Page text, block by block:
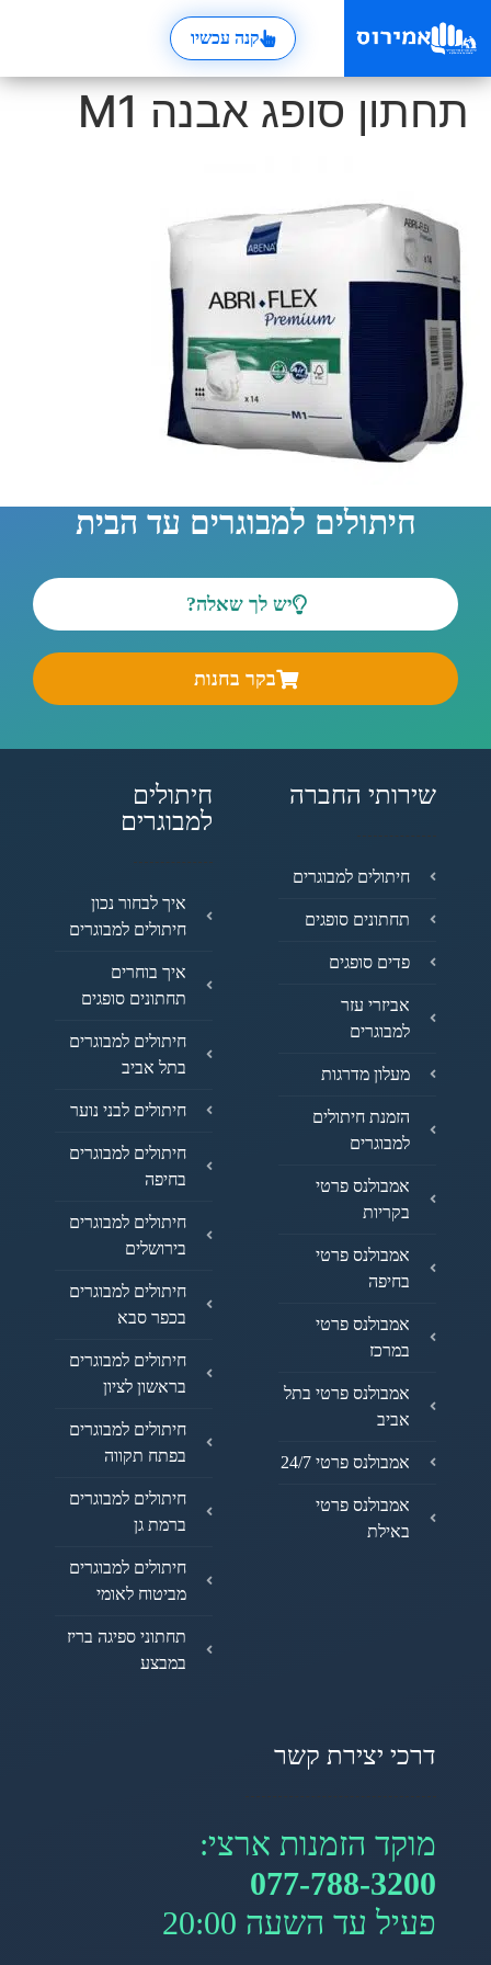
קנה עכשיו
תחתון סופג אבנה M1
חיתולים למבוגרים עד הבית
יש לך שאלה?
בקר בחנות
שירותי החברה
חיתולים למבוגרים
תחתונים סופגים
פדים סופגים
אביזרי עזר
למבוגרים
מעלון מדרגות
הזמנת חיתולים
למבוגרים
אמבולנס פרטי
בקריות
אמבולנס פרטי
בחיפה
אמבולנס פרטי
במרכז
אמבולנס פרטי בתל
אביב
אמבולנס פרטי 24/7
אמבולנס פרטי
באילת
חיתולים
למבוגרים
איך לבחור נכון
חיתולים למבוגרים
איך בוחרים
תחתונים סופגים
חיתולים למבוגרים
בתל אביב
חיתולים לבני נוער
חיתולים למבוגרים
בחיפה
חיתולים למבוגרים
בירושלים
חיתולים למבוגרים
בכפר סבא
חיתולים למבוגרים
בראשון לציון
חיתולים למבוגרים
בפתח תקווה
חיתולים למבוגרים
ברמת גן
חיתולים למבוגרים
מביטוח לאומי
תחתוני ספיגה בריז
במבצע
דרכי יצירת קשר
מוקד הזמנות ארצי:
077-788-3200
פעיל עד השעה 20:00